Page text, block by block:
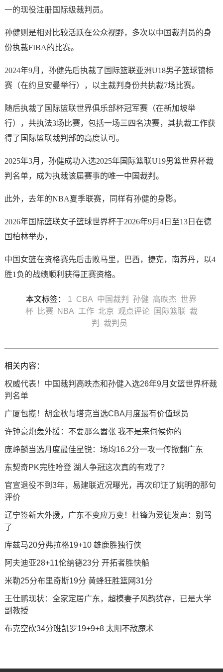
一的现役注册国际级裁判员。
孙健则是相对比较活跃在公众视野，多次以中国裁判员的身
份执裁FIBA的比赛。
2024年9月，孙健先后执裁了国际篮联亚洲U18男子篮球锦标
赛（在约旦安曼举行），以主裁判身份共执裁7场比赛。
随后执裁了国际篮联世界俱乐部杯冠军赛（在新加坡举
行），共执法3场比赛，包括一场三四名决赛，其执裁工作获
得了国际篮联裁判部的高度认可。
2025年3月，孙健成功入选2025年国际篮联U19男篮世界杯裁
判名单，成为执裁该届赛事的唯一中国裁判。
此外，去年的NBA夏季联赛，同样有孙健的身影。
2026年国际篮联女子篮球世界杯于2026年9月4日至13日在德
国柏林举办，
中国女篮在资格赛先后击败马里，巴西，捷克，南苏丹，以4
胜1负的战绩顺利获得正赛资格。
本文标签： 1 CBA 中国裁判 孙健 高昳杰 世界
杯
比赛 NBA 工作 北京 观点评论 国际篮联 裁
判 裁判员
相关内容：
权威代表！中国裁判高昳杰和孙健入选26年9月女篮世界杯裁
判名单
广厦包揽！胡金秋与塔克当选CBA月度最有价值球员
许钟豪炮轰外援：不要那么嚣张 我不是来伺候你的
庞峥麟当选月度最佳星锐：场均16.2分一攻一传掀翻广东
东契奇PK完胜哈登 湖人争冠这次真的有戏了？
官宣退役不到3年，易建联近况曝光，再次印证了姚明的那句
评价
辽宁签新大外援，广东不变应万变！杜锋为爱徒发声：别骂
了
库兹马20分弗拉格19+10 雄鹿胜独行侠
阿夫迪亚28+11伦纳德23分 开拓者胜快船
米勒25分布里奇斯19分 黄蜂狂胜篮网31分
王仕鹏现状：全家定居广东，超模妻子风韵犹存，已是大学
副教授
布克空砍34分班凯罗19+9+8 太阳不敌魔术